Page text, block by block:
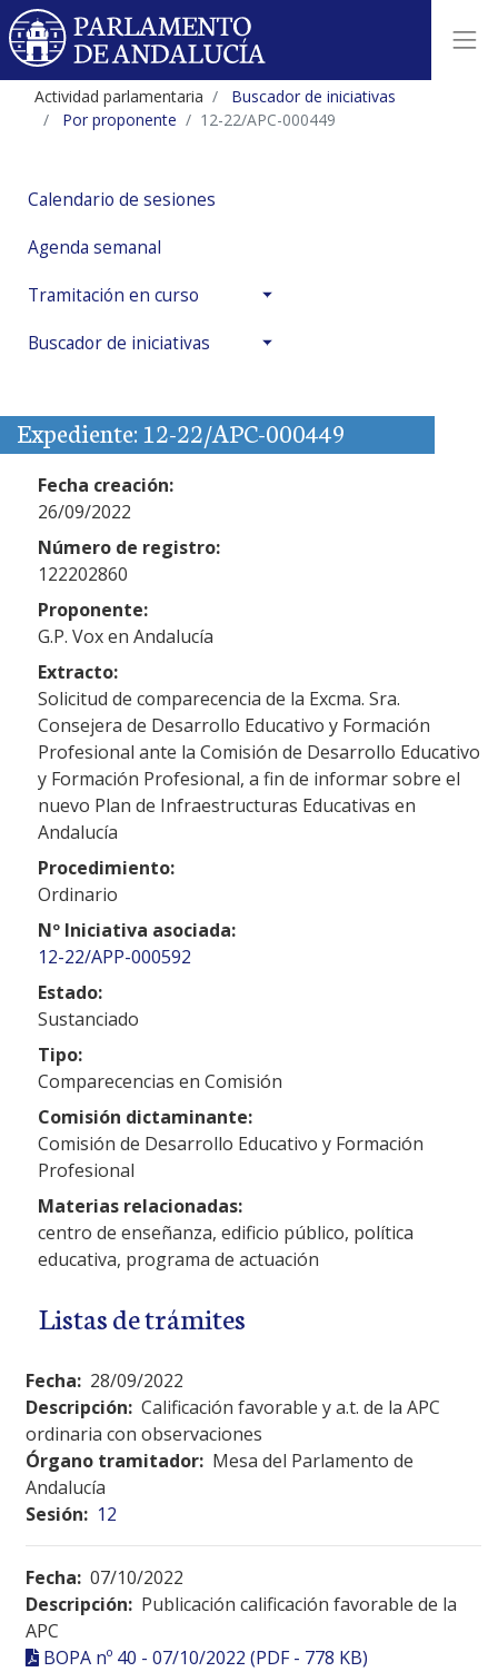
Actividad parlamentaria
Buscador de iniciativas
Por proponente
12-22/APC-000449
Calendario de sesiones
Agenda semanal
Tramitación en curso
Buscador de iniciativas
Expediente: 12-22/APC-000449
Fecha creación:
26/09/2022
Número de registro:
122202860
Proponente:
G.P. Vox en Andalucía
Extracto:
Solicitud de comparecencia de la Excma. Sra.
Consejera de Desarrollo Educativo y Formación
Profesional ante la Comisión de Desarrollo Educativo
y Formación Profesional, a fin de informar sobre el
nuevo Plan de Infraestructuras Educativas en
Andalucía
Procedimiento:
Ordinario
Nº Iniciativa asociada:
12-22/APP-000592
Estado:
Sustanciado
Tipo:
Comparecencias en Comisión
Comisión dictaminante:
Comisión de Desarrollo Educativo y Formación
Profesional
Materias relacionadas:
centro de enseñanza, edificio público, política
educativa, programa de actuación
Listas de trámites
Fecha: 28/09/2022
Descripción: Calificación favorable y a.t. de la APC
ordinaria con observaciones
Órgano tramitador: Mesa del Parlamento de
Andalucía
Sesión: 12
Fecha: 07/10/2022
Descripción: Publicación calificación favorable de la
APC
BOPA nº 40 - 07/10/2022 (PDF - 778 KB)